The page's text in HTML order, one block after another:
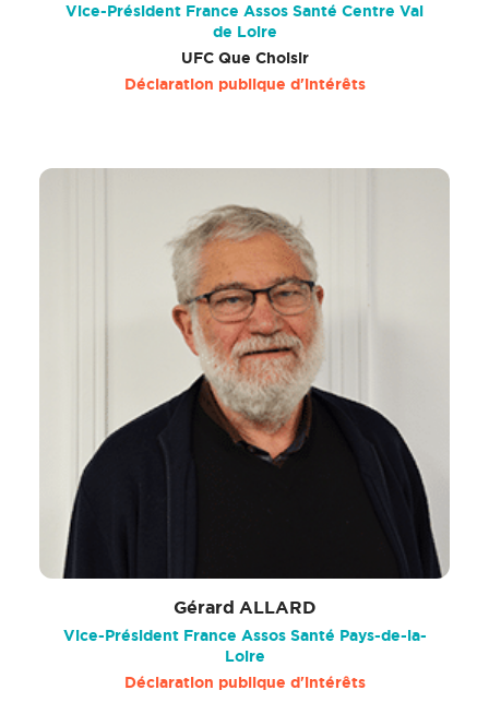
Vice-Président France Assos Santé Centre Val
de Loire
UFC Que Choisir
Déclaration publique d'intérêts
Gérard ALLARD
Vice-Président France Assos Santé Pays-de-la-
Loire
Déclaration publique d'intérêts